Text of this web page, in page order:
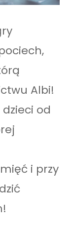
Albi!
dzieci od
i przy